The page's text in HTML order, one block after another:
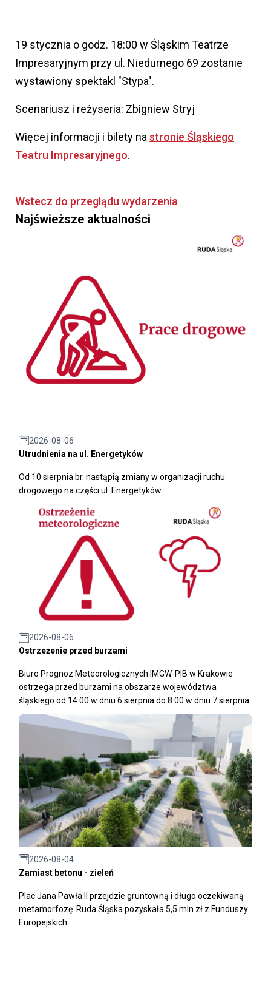
19 stycznia o godz. 18:00 w Śląskim Teatrze
Impresaryjnym przy ul. Niedurnego 69 zostanie
wystawiony spektakl "Stypa".
Scenariusz i reżyseria: Zbigniew Stryj
Więcej informacji i bilety na stronie Śląskiego
Teatru Impresaryjnego.
Wstecz do przeglądu wydarzenia
Najświeższe aktualności
2026-08-06
Utrudnienia na ul. Energetyków
Od 10 sierpnia br. nastąpią zmiany w organizacji ruchu
drogowego na części ul. Energetyków.
2026-08-06
Ostrzeżenie przed burzami
Biuro Prognoz Meteorologicznych IMGW-PIB w Krakowie
ostrzega przed burzami na obszarze województwa
śląskiego od 14:00 w dniu 6 sierpnia do 8:00 w dniu 7 sierpnia.
2026-08-04
Zamiast betonu - zieleń
Plac Jana Pawła II przejdzie gruntowną i długo oczekiwaną
metamorfozę. Ruda Śląska pozyskała 5,5 mln zł z Funduszy
Europejskich.